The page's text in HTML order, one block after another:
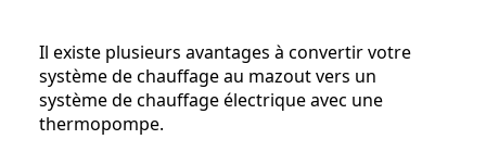
Il existe plusieurs avantages à convertir votre
système de chauffage au mazout vers un
système de chauffage électrique avec une
thermopompe.